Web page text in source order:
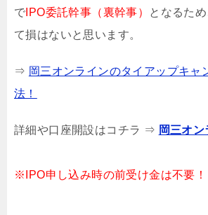
で IPO委託幹事（裏幹事）
となるた
て損はないと思います。
⇒ 岡三オンラインのタイアップキャ
法！
詳細や口座開設はコチラ ⇒ 岡三オ
※IPO申し込み時の前受け金は不要！